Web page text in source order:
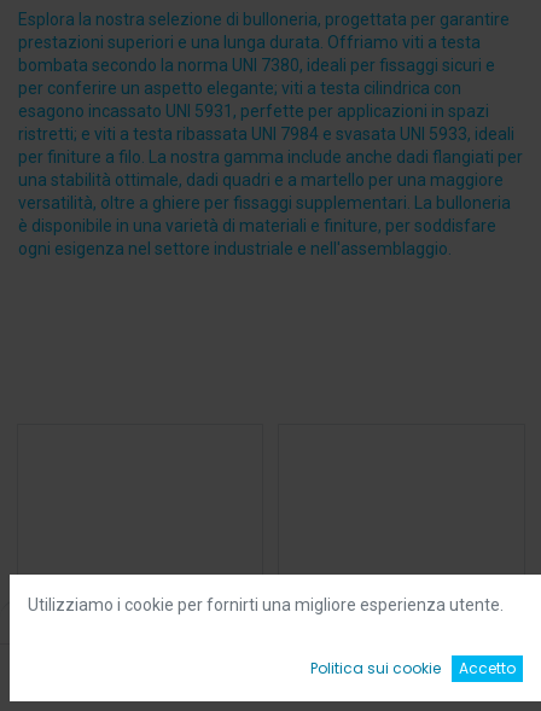
Default
Esplora la nostra selezione di bulloneria, progettata per garantire
prestazioni superiori e una lunga durata. Offriamo viti a testa
bombata secondo la norma UNI 7380, ideali per fissaggi sicuri e
per conferire un aspetto elegante; viti a testa cilindrica con
esagono incassato UNI 5931, perfette per applicazioni in spazi
ristretti; e viti a testa ribassata UNI 7984 e svasata UNI 5933, ideali
per finiture a filo. La nostra gamma include anche dadi flangiati per
una stabilità ottimale, dadi quadri e a martello per una maggiore
versatilità, oltre a ghiere per fissaggi supplementari. La bulloneria
è disponibile in una varietà di materiali e finiture, per soddisfare
ogni esigenza nel settore industriale e nell'assemblaggio.
Utilizziamo i cookie per fornirti una migliore esperienza utente.
Politica sui cookie Accetto